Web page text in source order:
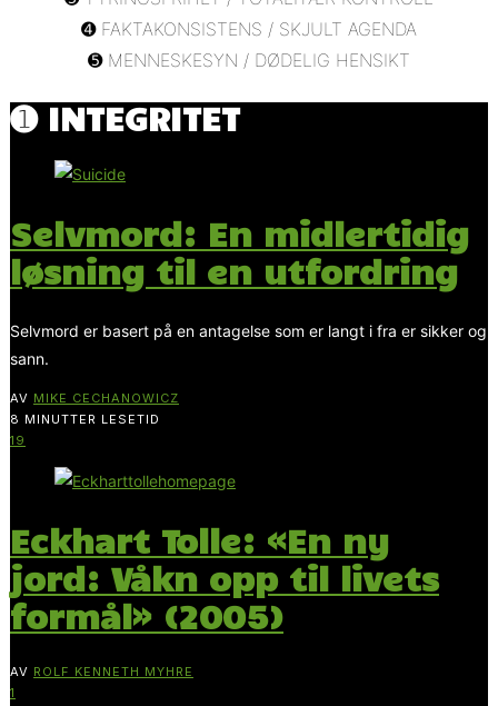
➍ FAKTAKONSISTENS / SKJULT AGENDA
➎ MENNESKESYN / DØDELIG HENSIKT
➊ INTEGRITET
Selvmord: En midlertidig
løsning til en utfordring
Selvmord er basert på en antagelse som er langt i fra er sikker og
sann.
AV MIKE CECHANOWICZ
8 MINUTTER LESETID
19
Eckhart Tolle: «En ny
jord: Våkn opp til livets
formål» (2005)
AV ROLF KENNETH MYHRE
1